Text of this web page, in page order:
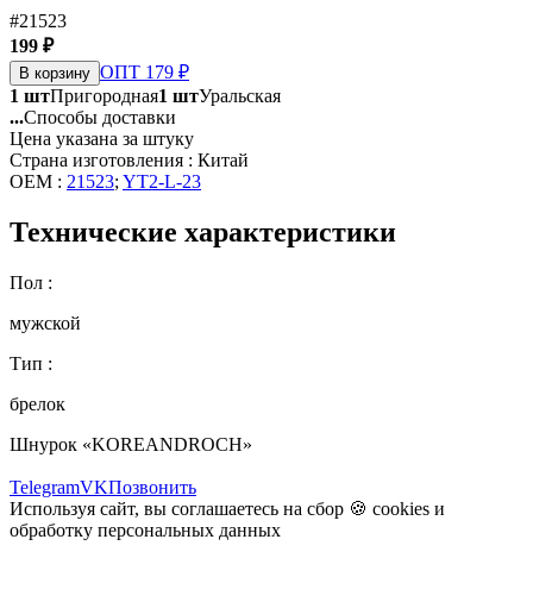
#21523
199 ₽
В корзину ОПТ 179 ₽
1 штПригородная1 штУральская
...Способы доставки
Цена указана за штуку
Страна изготовления : Китай
OEM : 21523; YT2-L-23
Технические характеристики
Пол :
мужской
Тип :
брелок
Шнурок «KOREANDROCH»
TelegramVKПозвонить
Используя сайт, вы соглашаетесь на сбор 🍪 cookies и
обработку персональных данных